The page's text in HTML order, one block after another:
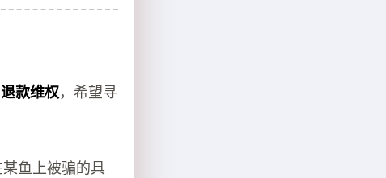
款维权，希望寻
鱼上被骗的具